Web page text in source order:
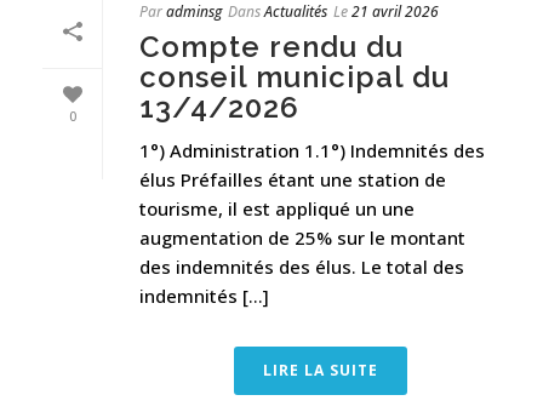
0
Paradminsg DansActualités Le21 avril 2026
Compte rendu du
conseil municipal du
13/4/2026
1°) Administration 1.1°) Indemnités des
élus Préfailles étant une station de
tourisme, il est appliqué un une
augmentation de 25% sur le montant
des indemnités des élus. Le total des
indemnités [...]
LIRE LA SUITE